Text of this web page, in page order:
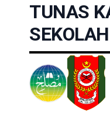
TUNAS